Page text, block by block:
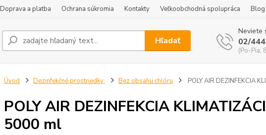
Doprava a platba Ochrana súkromia Kontakty Veľkoobchodná spolupráca Blog
Hľadať
Neviete
02/
(Po-Pia,
Úvod Dezinfekčné prostriedky Bez obsahu chlóru POLY AIR DEZINFEKCIA
POLY AIR DEZINFEKCIA
5000 ml